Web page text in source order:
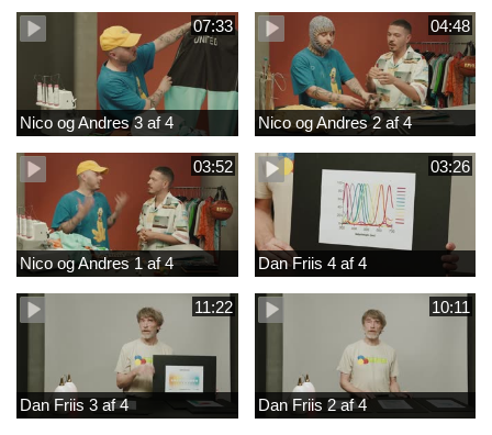
07:33
Nico og Andres 3 af 4
04:48
Nico og Andres 2 af 4
03:52
Nico og Andres 1 af 4
03:26
Dan Friis 4 af 4
11:22
Dan Friis 3 af 4
10:11
Dan Friis 2 af 4